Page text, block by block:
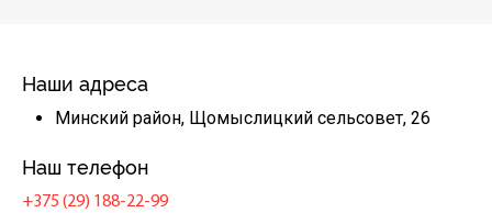
Наши адреса
Минский район, Щомыслицкий сельсовет, 26
Наш телефон
+375 (29) 188-22-99